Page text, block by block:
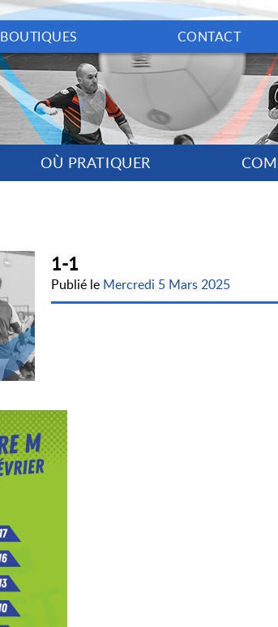
BOUTIQUES CONTACT
OÙ PRATIQUER
1-1
Publié le Mercredi 5 Mars 2025